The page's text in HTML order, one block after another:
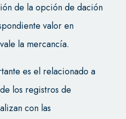
de la opción de dación
valor en
la mercancía.
es el relacionado a
los registros de
con las